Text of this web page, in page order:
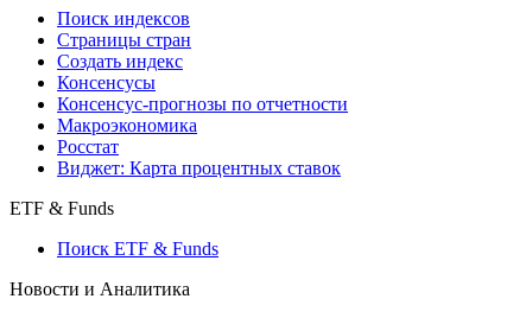
Поиск индексов
Страницы стран
Создать индекс
Консенсусы
Консенсус-прогнозы по отчетности
Макроэкономика
Росстат
Виджет: Карта процентных ставок
ETF & Funds
Поиск ETF & Funds
Новости и Аналитика